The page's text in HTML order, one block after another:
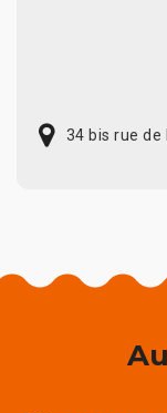
34 bis rue